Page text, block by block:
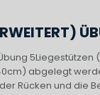
5Liegestützen
abgelegt
Rücken und die